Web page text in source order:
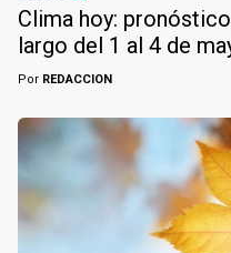
Clima hoy:
largo del 1 al 4 de
Por REDACCION